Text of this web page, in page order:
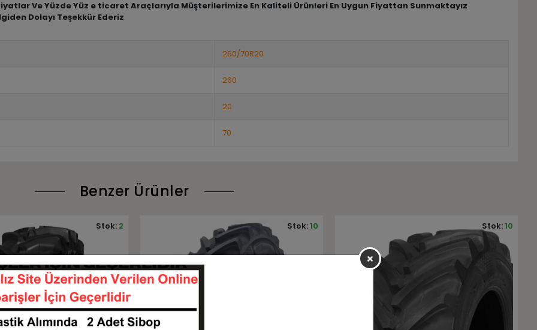
Ve Yüzde Yüz e ticaret Araçlarıyla Müşterilerimize En Kaliteli Ürünleri En Uygun Fiyattan Sunmaktayız
Dolayı Teşekkür Ederiz
260/70R20
260
20
70
Benzer Ürünler
Stok:10 Stok:10 Stok:10